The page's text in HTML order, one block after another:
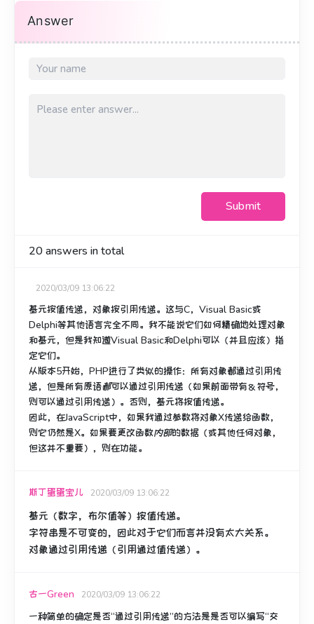
Answer
Submit
20answers in total
2020/03/09 13:06:22
基元按值传递，对象按引用传递。 这与C，Visual Basic或
Delphi等其他语言完全不同。 我不能说它们如何精确地处理对象
和基元，但是我知道Visual Basic和Delphi可以（并且应该）指
定它们。
从版本5开始，PHP进行了类似的操作：所有对象都通过引用传
递，但是所有原语都可以通过引用传递（如果前面带有＆符号，
则可以通过引用传递）。 否则，基元将按值传递。
因此，在JavaScript中，如果我通过参数将对象X传递给函数，
则它仍然是X。如果要更改函数内部的数据 （或其他任何对象，
但这并不重要），则在功能。
斯丁蛋蛋宝儿 2020/03/09 13:06:22
基元（数字，布尔值等）按值传递。
字符串是不可变的，因此对于它们而言并没有太大关系。
对象通过引用传递（引用通过值传递）。
古一Green 2020/03/09 13:06:22
一种简单的确定是否“通过引用传递”的方法是是否可以编写“交